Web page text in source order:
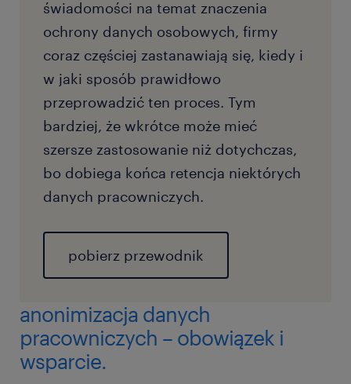
świadomości na temat znaczenia
ochrony danych osobowych, firmy
coraz częściej zastanawiają się, kiedy i
w jaki sposób prawidłowo
przeprowadzić ten proces. Tym
bardziej, że wkrótce może mieć
szersze zastosowanie niż dotychczas,
bo dobiega końca retencja niektórych
danych pracowniczych.
pobierz przewodnik
anonimizacja danych
pracowniczych – obowiązek i
wsparcie.